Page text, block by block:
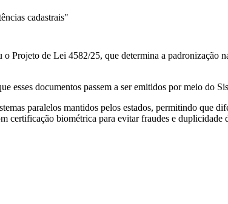
cadastrais"
Projeto de Lei 4582/25, que determina a padronização
esses documentos passem a ser emitidos por meio do
paralelos mantidos pelos estados, permitindo que
certificação biométrica para evitar fraudes e duplicidade